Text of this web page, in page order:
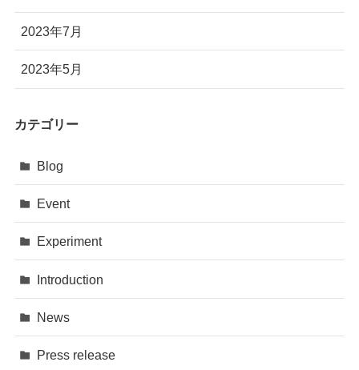
2023年7月
2023年5月
カテゴリー
Blog
Event
Experiment
Introduction
News
Press release